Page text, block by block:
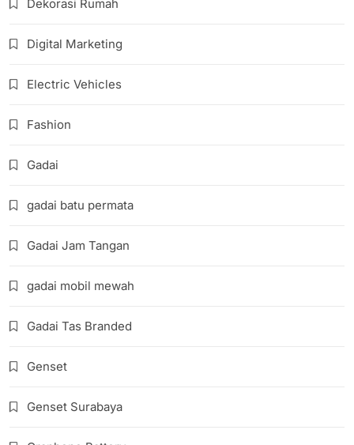
Dekorasi Rumah
Digital Marketing
Electric Vehicles
Fashion
Gadai
gadai batu permata
Gadai Jam Tangan
gadai mobil mewah
Gadai Tas Branded
Genset
Genset Surabaya